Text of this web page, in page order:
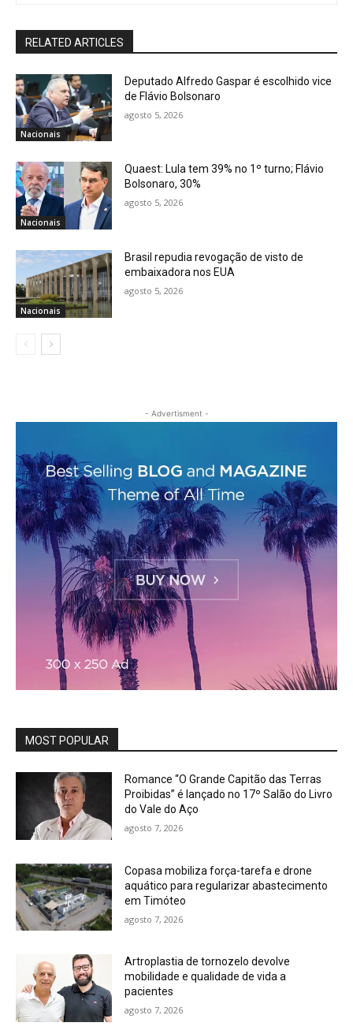
RELATED ARTICLES
Nacionais
Deputado Alfredo Gaspar é escolhido vice
de Flávio Bolsonaro
agosto 5, 2026
Nacionais
Quaest: Lula tem 39% no 1º turno; Flávio
Bolsonaro, 30%
agosto 5, 2026
Nacionais
Brasil repudia revogação de visto de
embaixadora nos EUA
agosto 5, 2026
- Advertisment -
MOST POPULAR
Romance “O Grande Capitão das Terras
Proibidas” é lançado no 17º Salão do Livro
do Vale do Aço
agosto 7, 2026
Copasa mobiliza força-tarefa e drone
aquático para regularizar abastecimento
em Timóteo
agosto 7, 2026
Artroplastia de tornozelo devolve
mobilidade e qualidade de vida a
pacientes
agosto 7, 2026